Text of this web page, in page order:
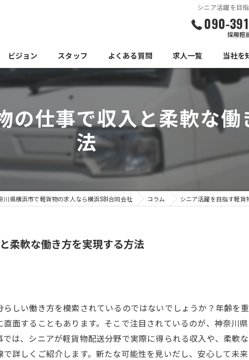
シニア活躍を目
090-
採用担
ビジョン スタッフ よくある質問 求人一覧 当社を
高収入
未経験
経験者
の仕事で収入と柔軟な
法
川県横浜市で軽貨物の求人なら横浜SBI合同会社 コラム シニア活躍を目指す軽
柔軟な働き方を実現する方法
しい働き方を模索されているのではないでしょうか？年齢を
面することもあります。そこで注目されているのが、神奈川
は、シニアが軽貨物配送分野で実際に得られる収入や、柔軟
詳しくご紹介します。新たな可能性を見いだし、安心して未